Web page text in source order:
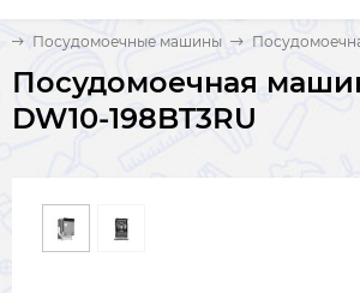
Посудомоечные машины
Посудомоечная
DW10-198BT3RU